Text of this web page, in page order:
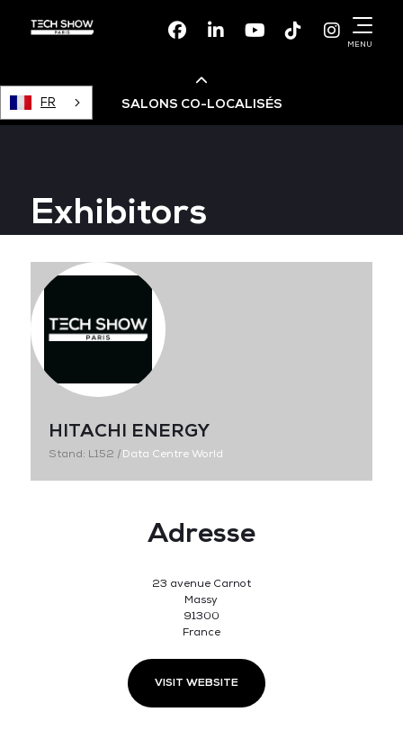
FacebookLinkedinYoutubeTikTok
MENU
FR SALONS CO-LOCALISÉS
Devops Live
Cloud & Cyber Security
Data & AI Leaders Summit
Data Centre World
Exhibitors
HITACHI ENERGY
Stand: L152 |Data Centre World
Adresse
23 avenue Carnot
Massy
91300
France
VISIT WEBSITE